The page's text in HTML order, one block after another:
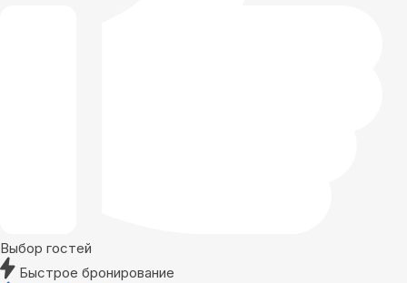
Выбор гостей
Быстрое бронирование